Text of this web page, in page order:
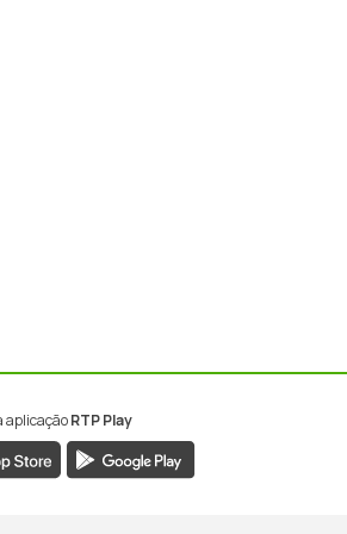
aplicaçãoRTP Play